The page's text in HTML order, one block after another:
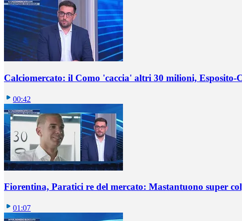
Calciomercato: il Como 'caccia' altri 30 milioni, Esposito-
00:42
Fiorentina, Paratici re del mercato: Mastantuono super
01:07